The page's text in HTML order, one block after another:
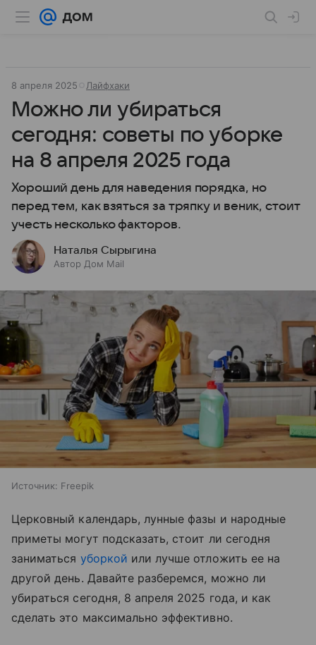
8 апреля 2025 Лайфхаки
Можно ли убираться
сегодня: советы по уборке
на 8 апреля 2025 года
Хороший день для наведения порядка, но
перед тем, как взяться за тряпку и веник, стоит
учесть несколько факторов.
Наталья Сырыгина
Автор Дом Mail
Источник: Freepik
Церковный календарь, лунные фазы и народные
приметы могут подсказать, стоит ли сегодня
заниматься уборкой или лучше отложить ее на
другой день. Давайте разберемся, можно ли
убираться сегодня, 8 апреля 2025 года, и как
сделать это максимально эффективно.